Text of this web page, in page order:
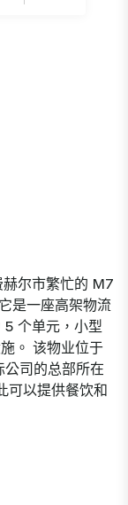
尔市繁忙的 M7
是一座高架物流
个单元，小型
。 该物业位于
司的总部所在
可以提供餐饮和